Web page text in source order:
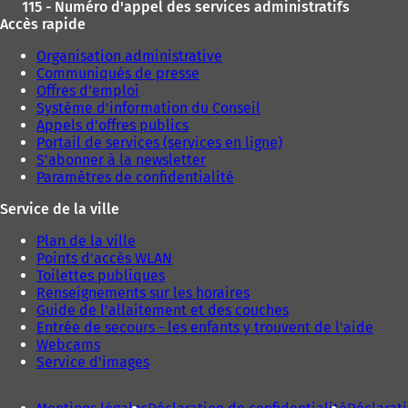
115 - Numéro d'appel des services administratifs
Accès rapide
Organisation administrative
Communiqués de presse
Offres d'emploi
Système d'information du Conseil
Appels d'offres publics
Portail de services (services en ligne)
S'abonner à la newsletter
Paramètres de confidentialité
Service de la ville
Plan de la ville
Points d'accès WLAN
Toilettes publiques
Renseignements sur les horaires
Guide de l'allaitement et des couches
Entrée de secours - les enfants y trouvent de l'aide
Webcams
Service d'images